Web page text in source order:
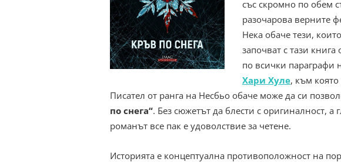
със скромно по обем
разочарова верните
Нека обаче тези,
започват с тази книга
по всички параграфи
Хари Хуле, към
Писател от ранга на Несбьо обаче може да си
по снега“. Без сюжетът да блести с оригиналност, а
романът все пак е удоволствие за четене.
Историята е концептуална противоположност на